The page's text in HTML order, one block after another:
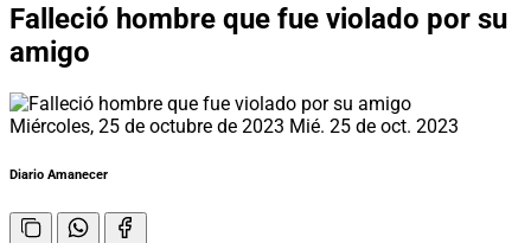
Falleció hombre que fue violado por su
amigo
Miércoles, 25 de octubre de 2023 Mié. 25 de oct. 2023
Diario Amanecer